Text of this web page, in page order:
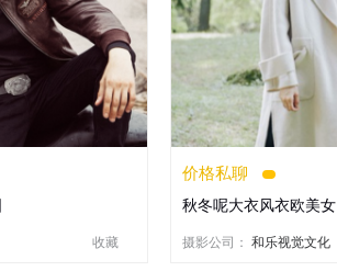
收藏
价格私聊
秋冬呢大衣风衣欧美女
摄影公司： 和乐视觉文化